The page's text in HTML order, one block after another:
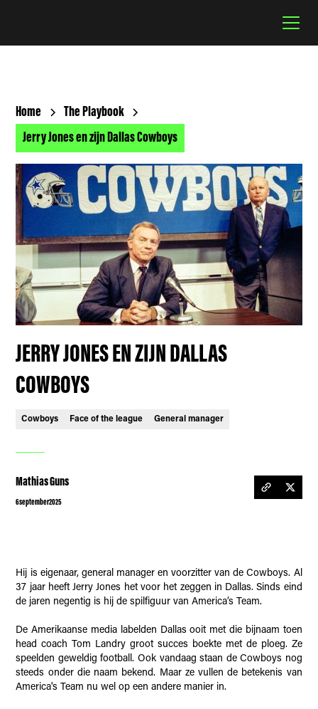
Home
The Playbook
Jerry Jones en zijn Dallas Cowboys
JERRY JONES EN ZIJN DALLAS
COWBOYS
Cowboys Face of the league General manager
Mathias Guns
6september2025
Hij is eigenaar, general manager en voorzitter van de Cowboys. Al
37 jaar heeft Jerry Jones het voor het zeggen in Dallas. Sinds eind
de jaren negentig is hij de spilfiguur van America’s Team.
De Amerikaanse media labelden Dallas ooit met die bijnaam toen
head coach Tom Landry groot succes boekte met de ploeg. Ze
speelden geweldig football. Ook vandaag staan de Cowboys nog
steeds onder die naam bekend. Maar ze vullen de betekenis van
America's Team nu wel op een andere manier in.